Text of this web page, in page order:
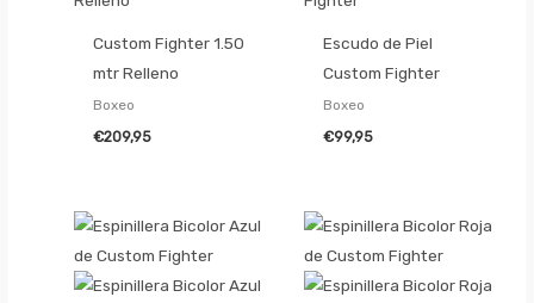
Custom Fighter 1.50
mtr Relleno
Boxeo
€209,95
Escudo de Piel
Custom Fighter
Boxeo
€99,95